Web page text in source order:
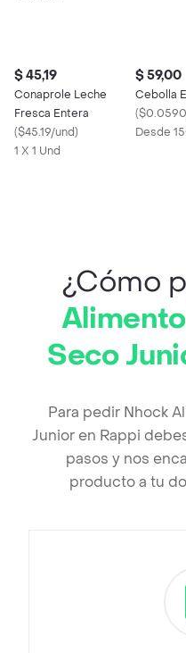
$ 45,19
Conaprole Leche
Fresca Entera
($45.19/und)
1 X 1 Und
$ 59,00
Cebolla
(
Desde
¿Cómo
Seco
Para pedir Nhock
Junior en Rappi
pasos y nos
producto a tu